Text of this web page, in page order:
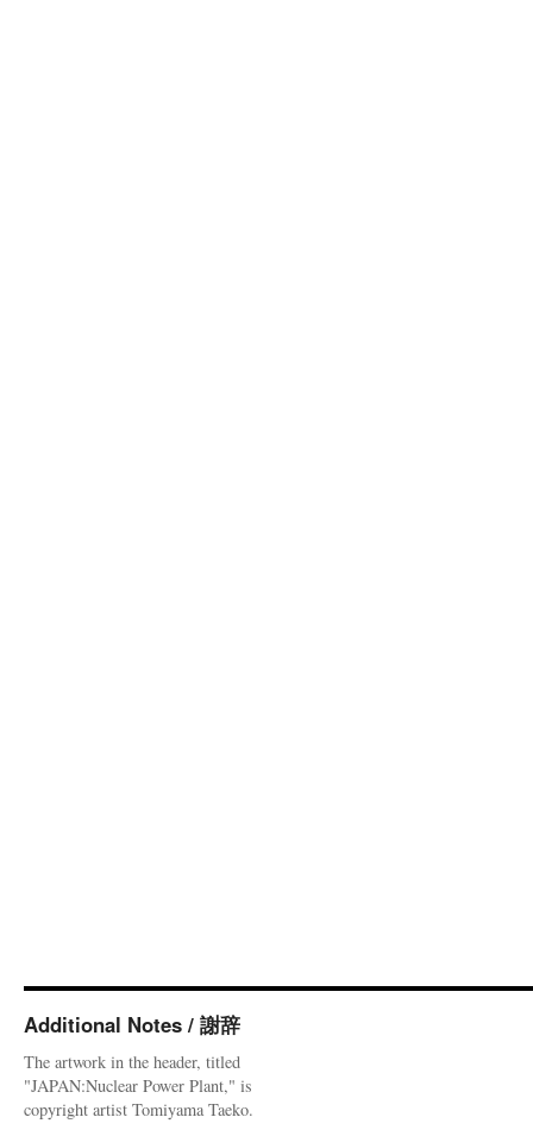
Additional Notes / 謝辞
The artwork in the header, titled
"JAPAN:Nuclear Power Plant," is
copyright artist Tomiyama Taeko.